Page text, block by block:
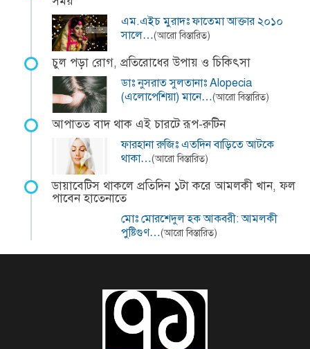
এম.এইচ মুরাদঃ ফাতেমা আক্তার ২০১০
সালে…(আরো বিস্তারিত)
চুল পড়া রোগ, প্রতিরোধের উপায় ও চিকিৎসা
ডাঃ নুসরাত সুলতানাঃ Alopecia
(এলোপেশিয়া) মানে…(আরো বিস্তারিত)
আপাতত বাদ থাক এই চারটে রূপ-রুটিন
ফারহানা রুজিঃ এতদিন বাড়িতে আটকে
থাকা…(আরো বিস্তারিত)
ডায়াবেটিস থাকলে প্রতিদিন ১টা করে আমলকী খান, ফল
পাবেন হাতেনাতে
মোঃ মোরশেদুল হক আকবরী: আমলকী
পুষ্টিগুণ…(আরো বিস্তারিত)